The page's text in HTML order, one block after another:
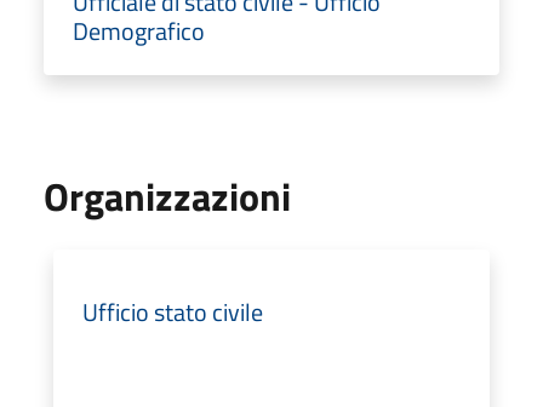
Demografico
Organizzazioni
Ufficio stato civile